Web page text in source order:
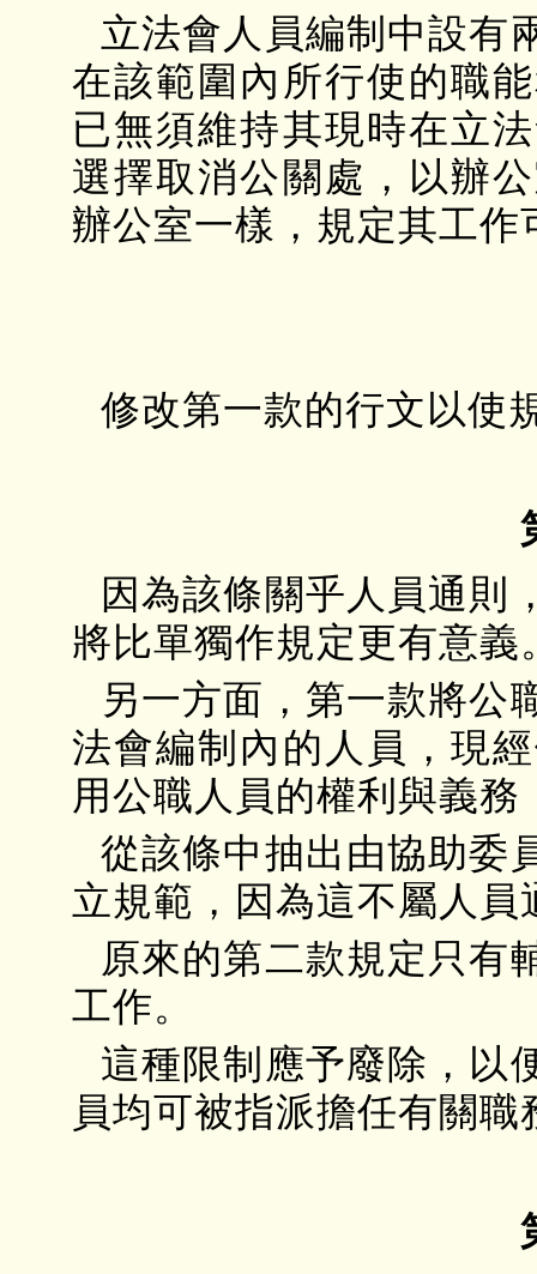
立法會人員編制中設有
在該範圍內所行使的職
已無須維持其現時在立
選擇取消公關處，以辦
辦公室一樣，規定其工
修改第一款的行文以使
因為該條關乎人員通則
將比單獨作規定更有意義
另一方面，第一款將公
法會編制內的人員，現
用公職人員的權利與義務
從該條中抽出由協助委
立規範，因為這不屬人員
原來的第二款規定只有
工作。
這種限制應予廢除，以
員均可被指派擔任有關職